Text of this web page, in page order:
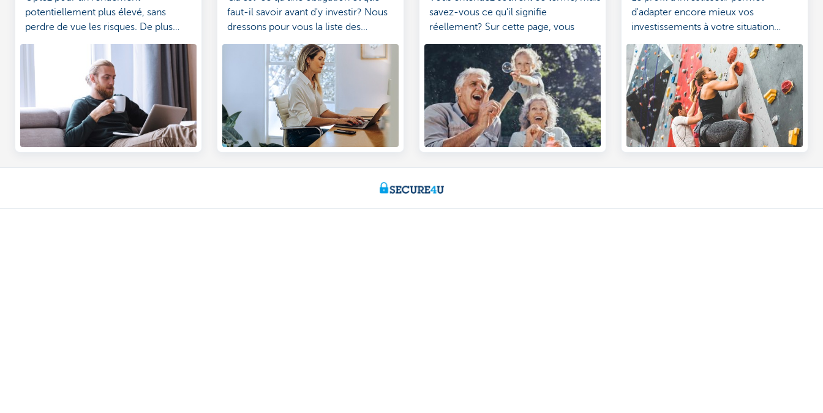
potentiellement plus élevé, sans
perdre de vue les risques. De plus
amples explications sont fournies ci-
faut-il savoir avant d'y investir? Nous
dressons pour vous la liste des
avantages et des inconvénients.
savez-vous ce qu’il signifie
réellement? Sur cette page, vous
découvrirez de quoi il s’agit
exactement, quelles options s’offrent à
vous et quand elles sont intéressantes
pour vous ou votre famille. Vous
n’aurez ainsi aucun mal à faire le bon
choix.
d'adapter encore mieux vos
investissements à votre situation
personnelle.